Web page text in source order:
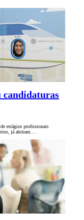
estágios profissionais
já abriram.…